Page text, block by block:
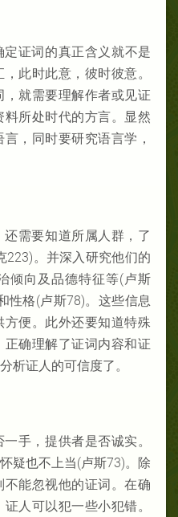
定证词的真正含 义就不是
，此时此意，彼时彼意。
，就需要理解作者或见证
料所处时代的方言。 显然
言，同时要研究语言学 ，
还需要知道所属 人群，了
223)。并深入 研究他们的
倾向 及品德特征等(卢斯
性格(卢斯78)。 这些信息
方便。此外还要知道特殊
正确理解了证词内容和证
析证 人的可信度了。
一手，提供者是否诚实。
疑也不上当(卢斯73)。除
不能忽视他的证词 。在确
证 人可以犯一些小犯错。